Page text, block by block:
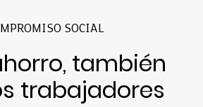
SOCIAL
también
trabajadores